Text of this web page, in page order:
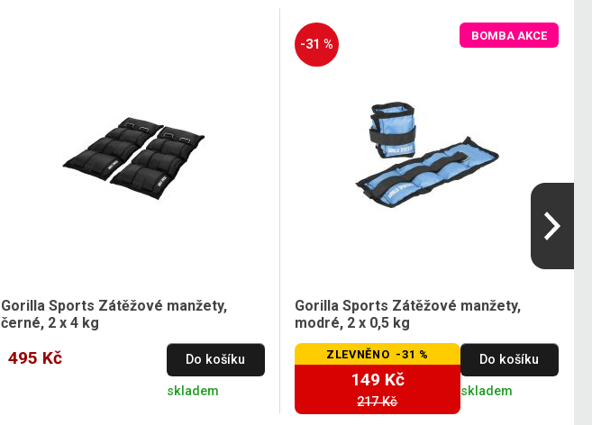
Gorilla Sports Zátěžové manžety,
černé, 2 x 4 kg
495 Kč Do košíku
skladem
-31 %
BOMBA AKCE
Gorilla Sports Zátěžové manžety,
modré, 2 x 0,5 kg
ZLEVNĚNO -31 %
149 Kč
217 Kč
Do košíku
skladem